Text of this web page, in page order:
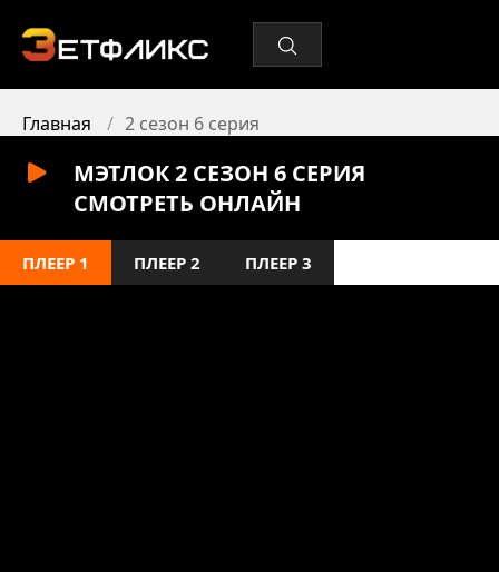
Главная 2 сезон 6 серия
МЭТЛОК 2 СЕЗОН 6 СЕРИЯ
СМОТРЕТЬ ОНЛАЙН
ПЛЕЕР 1 ПЛЕЕР 2 ПЛЕЕР 3